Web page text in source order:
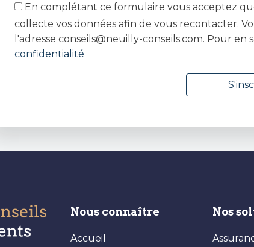
En complétant ce formulaire vous acceptez
collecte vos données afin de vous recontacter.
l'adresse conseils@neuilly-conseils.com. Pour en
confidentialité
Nous connaître
Accueil
Nos